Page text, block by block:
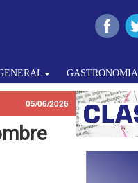
GASTRONOMIA
05/06/2026